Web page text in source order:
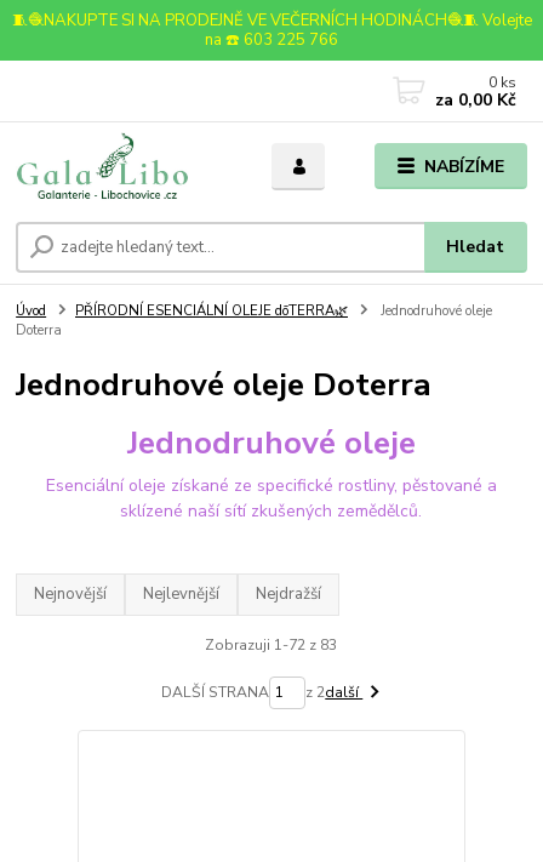
🧵🧶NAKUPTE SI NA PRODEJNĚ VE VEČERNÍCH HODINÁCH🧶🧵 Volejte
na ☎️ 603 225 766
NABÍZÍME
Hledat
0 ks
za 0,00 Kč
Úvod PŘÍRODNÍ ESENCIÁLNÍ OLEJE dōTERRA🌿
Jednodruhové oleje
Doterra
Jednodruhové oleje Doterra
Jednodruhové oleje
Esenciální oleje získané ze specifické rostliny, pěstované a
sklízené naší sítí zkušených zemědělců.
Nejnovější Nejlevnější Nejdražší
Zobrazuji 1-72 z 83
DALŠÍ STRANA z 2další